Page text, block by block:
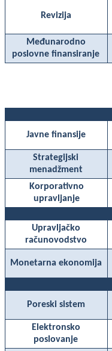
Revizija
Međunarodno
poslovne finansiranje
Javne finansije
Strategijski
menadžment
Korporativno
upravljanje
Upravljačko
računovodstvo
Monetarna ekonomija
Poreski sistem
Elektronsko
poslovanje